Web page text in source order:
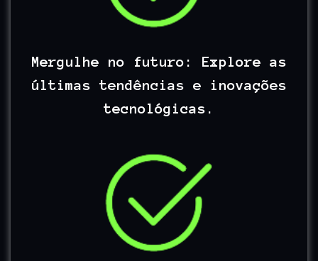
Mergulhe no futuro: Explore as
últimas tendências e inovações
tecnológicas.